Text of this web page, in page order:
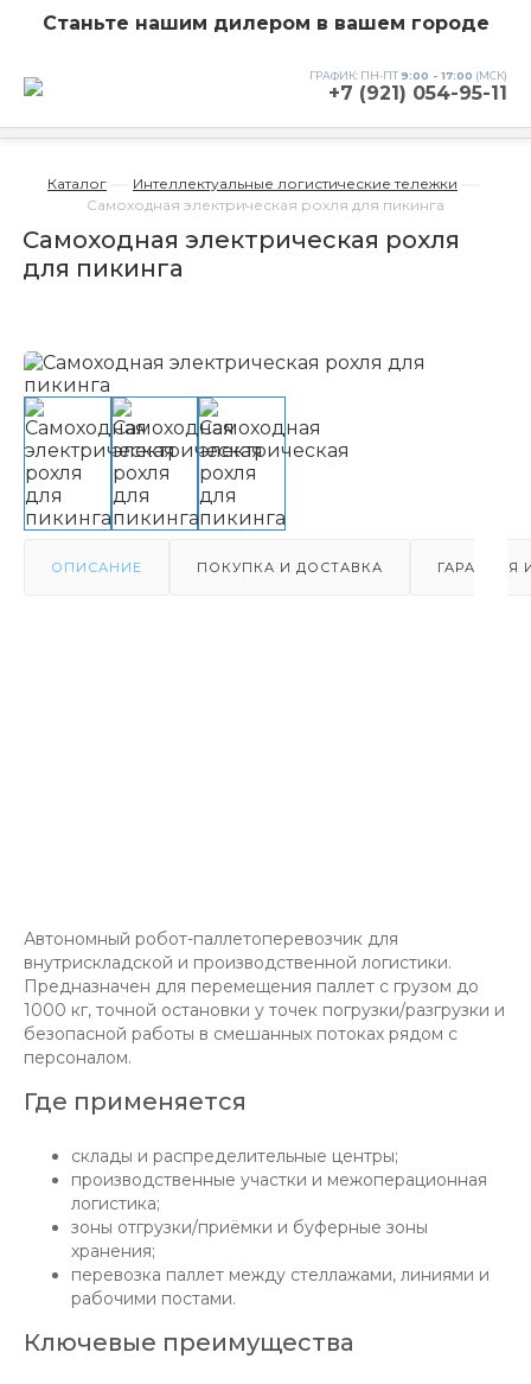
Станьте нашим дилером в вашем городе
+7 (921) 054-95-11
ГРАФИК: ПН-ПТ9:00 - 17:00 (МСК)
Самоходная электрическая рохля
для пикинга
Каталог Интеллектуальные логистические тележки
Самоходная электрическая рохля для пикинга
ОПИСАНИЕ ПОКУПКА И ДОСТАВКА ГАРАНТИЯ
Автономный робот-паллетоперевозчик для
внутрискладской и производственной логистики.
Предназначен для перемещения паллет с грузом до
1000 кг, точной остановки у точек погрузки/разгрузки и
безопасной работы в смешанных потоках рядом с
персоналом.
Где применяется
склады и распределительные центры;
производственные участки и межоперационная
логистика;
зоны отгрузки/приёмки и буферные зоны
хранения;
перевозка паллет между стеллажами, линиями и
рабочими постами.
Ключевые преимущества